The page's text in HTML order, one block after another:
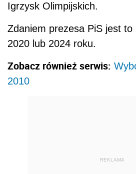
Igrzysk Olimpijskich.
Zdaniem prezesa PiS jest to
2020 lub 2024 roku.
Zobacz również serwis:
2010
REKLAMA